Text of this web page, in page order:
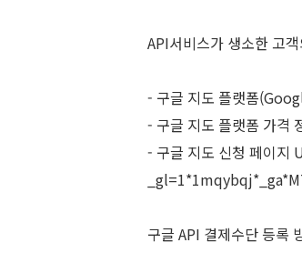
API서비스가 생소한 고
- 구글 지도 플랫폼
- 구글 지도 플랫폼 가격
- 구글 지도 신청 페이지
구글 API 결제수단 등록